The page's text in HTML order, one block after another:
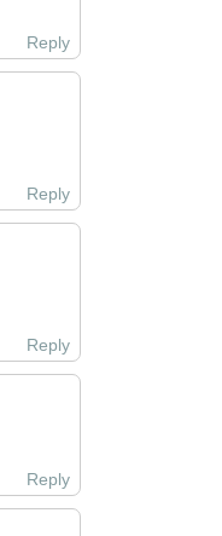
Reply
Reply
Reply
Reply